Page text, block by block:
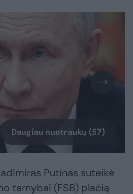
Daugiau nuotraukų (57)
Putinas suteikė
tarnybai (FSB) plačią